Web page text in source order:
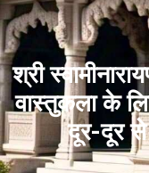
श्री
वास्तुकला के
दूर-दूर